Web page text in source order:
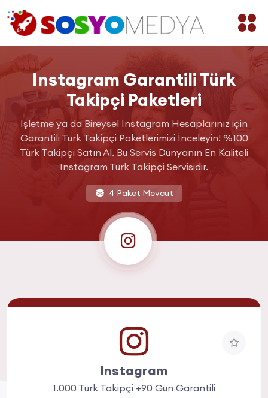
Instagram Garantili Türk
Takipçi Paketleri
İşletme ya da Bireysel Instagram Hesaplarınız için
Garantili Türk Takipçi Paketlerimizi İnceleyin! %100
Türk Takipçi Satın Al. Bu Servis Dünyanın En Kaliteli
Instagram Türk Takipçi Servisidir.
4 Paket Mevcut
Instagram
1.000 Türk Takipçi +90 Gün Garantili